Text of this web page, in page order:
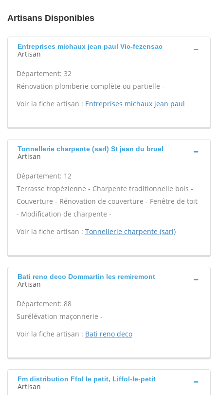
Artisans Disponibles
Entreprises michaux jean paul Vic-fezensac
Artisan
Département: 32
Rénovation plomberie complète ou partielle -
Voir la fiche artisan : Entreprises michaux jean paul
Tonnellerie charpente (sarl) St jean du bruel
Artisan
Département: 12
Terrasse tropézienne - Charpente traditionnelle bois -
Couverture - Rénovation de couverture - Fenêtre de toit
- Modification de charpente -
Voir la fiche artisan : Tonnellerie charpente (sarl)
Bati reno deco Dommartin les remiremont
Artisan
Département: 88
Surélévation maçonnerie -
Voir la fiche artisan : Bati reno deco
Fm distribution Ffol le petit, Liffol-le-petit
Artisan